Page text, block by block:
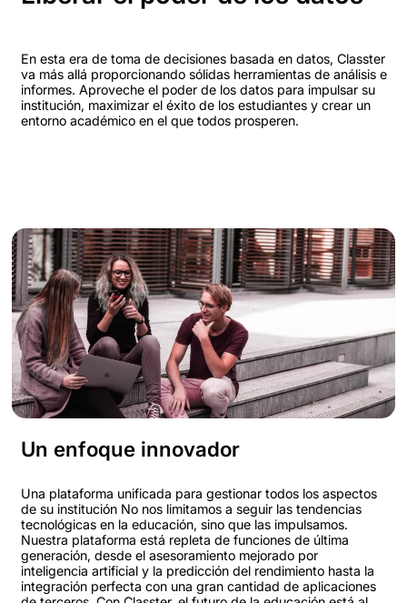
En esta era de toma de decisiones basada en datos, Classter
va más allá proporcionando sólidas herramientas de análisis e
informes. Aproveche el poder de los datos para impulsar su
institución, maximizar el éxito de los estudiantes y crear un
entorno académico en el que todos prosperen.
Un enfoque innovador
Una plataforma unificada para gestionar todos los aspectos
de su institución No nos limitamos a seguir las tendencias
tecnológicas en la educación, sino que las impulsamos.
Nuestra plataforma está repleta de funciones de última
generación, desde el asesoramiento mejorado por
inteligencia artificial y la predicción del rendimiento hasta la
integración perfecta con una gran cantidad de aplicaciones